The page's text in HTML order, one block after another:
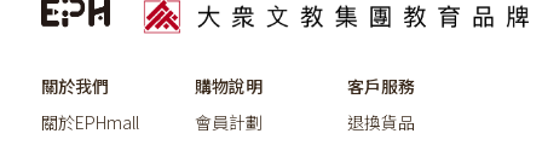
關於我們
關於EPHmall
購物說明
會員計劃
客戶服務
退換貨品